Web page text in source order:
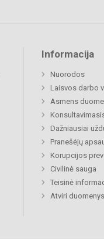
Informacija
Nuorodos
Laisvos darbo
Asmens
Dažniausiai
Pranešėjų
Korupcijos
Civilinė sauga
Teisinė
Atviri duomenys